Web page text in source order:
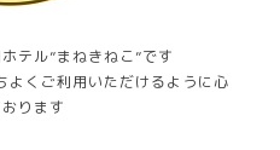
テル”まねきねこ”です
よくご利用いただけるように心
ります